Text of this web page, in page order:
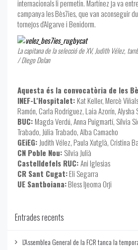
internacionals li permetin. Martínez ja va
campanya les Bès7ies, que van aconseguir
tornejos d'Algarve i Benidorm.
La capitana de la selecció de XV, Judith Vélez,
/ Diego Dolan
Aquesta és la convocatòria de les
INEF-L'Hospitalet: Kat Keller, Mercè
Ramón, Carla Rodríguez, Laia Azorín, Alysha
BUC: Magda Verdú, Anna Puigmartí, Sílvia
Trabado, Júlia Trabado, Alba Camacho
GEiEG: Judith Vélez, Paula Xutglà, Cristina
CN Poble Nou: Sílvia Julià
Castelldefels RUC:Ani Iglesias
CR Sant Cugat:Eli Segarra
UE Santboiana:Bless Ijeoma Orji
Entrades recents
L'Assemblea General de la FCR tanca la